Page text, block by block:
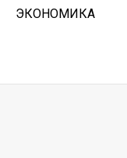
ЭКОНОМИКА